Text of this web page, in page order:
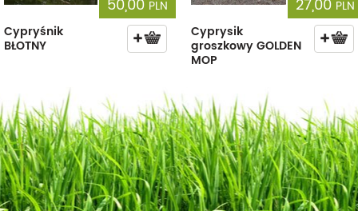
50,00 PLN
Cypryśnik
BŁOTNY
27,00 PLN
Cyprysik
groszkowy GOLDEN
MOP